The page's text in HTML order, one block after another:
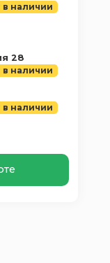
в наличии
28
в наличии
в наличии